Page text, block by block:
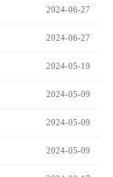
2024-06-27
2024-06-27
2024-05-19
2024-05-09
2024-05-09
2024-05-09